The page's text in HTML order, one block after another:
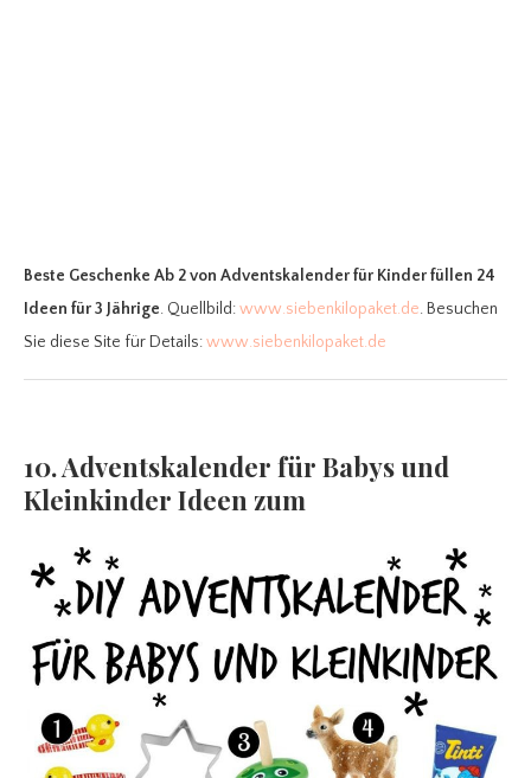
Beste Geschenke Ab 2von Adventskalender für Kinder füllen 24
Ideen für 3 Jährige. Quellbild:www.siebenkilopaket.de. Besuchen
Sie diese Site für Details:www.siebenkilopaket.de
10. Adventskalender für Babys und
Kleinkinder Ideen zum